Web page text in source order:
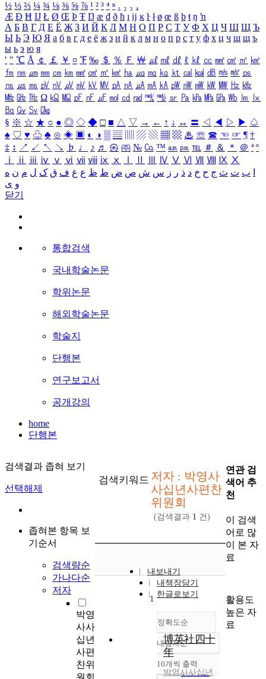
½ ⅓ ⅔ ¼ ¾ ⅛ ⅜ ⅝ ⅞ ¹ ² ³ ⁴ ⁿ ₁ ₂ ₃ ₄
Æ Ð Ħ Ĳ Ł Ø Œ Þ Ŧ Ŋ æ đ ð ħ ı ĳ ĸ ŀ ł ø œ ß þ ŧ ŋ ŉ
А Б В Г Д Е Ё Ж З И Й К Л М Н О П Р С Т У Ф Х Ц Ч Ш Щ Ъ
Ы Ь Э Ю Я а б в г д е ё ж з и й к л м н о п р с т у ф х ц ч ш щ ъ
ы ь э ю я
′ ″ ℃ Å ￠ ￡ ￥ ¤ ℉ ‰ ＄ ％ Ｆ ￦ ㎕ ㎖ ㎗ ℓ ㎘ ㏄ ㎣ ㎤ ㎥ ㎦
㎙ ㎚ ㎛ ㎜ ㎝ ㎞ ㎟ ㎠ ㎡ ㎢ ㏊ ㎍ ㎎ ㎏ ㏏ ㎈ ㎉ ㏈ ㎧ ㎨ ㎰
㎱ ㎲ ㎳ ㎴ ㎵ ㎶ ㎷ ㎸ ㎹ ㎀ ㎁ ㎂ ㎃ ㎄ ㎺ ㎻ ㎽ ㎾ ㎿ ㎐ ㎑
㎒ ㎓ ㎔ Ω ㏀ ㏁ ㎊ ㎋ ㎌ ㏖ ㏅ ㎭ ㎮ ㎯ ㏛ ㎩ ㎪ ㎫ ㎬ ㏝ ㏐
㏓
㏃ ㏉ ㏜ ㏆
§ ※ ☆ ★ ○ ● ◎ ◇ ◆ □ ■ △ ▽ → ← ↑ ↓ ↔ 〓 ◁ ◀ ▷ ▶ ♤
♠ ♡ ♥ ♧ ♣ ⊙ ◈ ▣ ◐ ◑ ▒ ▤ ▨ ▧ ▦ ▩ ♨ ☏ ☎ ☜ ☞ ¶ †
‡ ↕ ↗ ↙ ↖ ↘ ♭ ♩ ♪ ♬ ㉿ ㈜ № ㏇ ™ ㏂ ㏘ ℡ ＃ ＆ ＊ ＠ ª º
ⅰ
ⅱ ⅲ ⅳ ⅴ ⅵ ⅶ ⅷ ⅸ ⅹ Ⅳ Ⅴ Ⅵ Ⅶ Ⅷ Ⅸ Ⅹ
ب ت ث ج ح خ د ذ ر ز س ش ص ض ط ظ ع غ ف ق ک ل م ن ه
و ی
닫기
통합검색
국내학술논문
학위논문
해외학술논문
학술지
단행본
연구보고서
공개강의
home
단행본
검색결과 좁혀 보기
선택해제
좁혀본 항목 보
기순서
검색량순
가나다순
저자
박영
사사
십년
사편
찬위
검색키워드 저자 : 박영사
사십년사편찬
위원회
(검색결과 1 건)
내보내기
내책장담기
한글로보기
정확도순
정확도
순
인기도
내림차순
내림차순
10개씩 출력
1
博英社四十
年
박영사사십년
연관 검
색어 추
천
이 검색
어로 많
이 본 자
료
활용도
높은 자
료